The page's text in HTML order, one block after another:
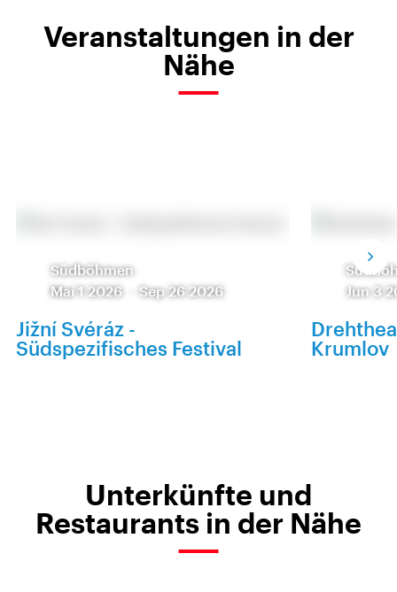
Veranstaltungen in der
Nähe
Südböhmen
Mai 1 2026
Sep 26 2026
Jižní Svéráz -
Südspezifisches Festival
Jun 3
Krumlov
Unterkünfte und
Restaurants in der Nähe